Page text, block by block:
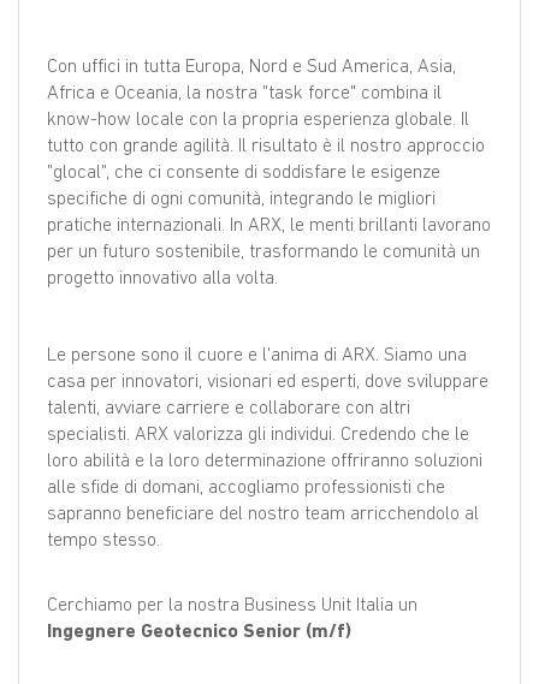
Con uffici in tutta Europa, Nord e Sud America, Asia,
Africa e Oceania, la nostra "task force" combina il
know-how locale con la propria esperienza globale. Il
tutto con grande agilità. Il risultato è il nostro approccio
"glocal", che ci consente di soddisfare le esigenze
specifiche di ogni comunità, integrando le migliori
pratiche internazionali. In ARX, le menti brillanti lavorano
per un futuro sostenibile, trasformando le comunità un
progetto innovativo alla volta.
Le persone sono il cuore e l'anima di ARX. Siamo una
casa per innovatori, visionari ed esperti, dove sviluppare
talenti, avviare carriere e collaborare con altri
specialisti. ARX valorizza gli individui. Credendo che le
loro abilità e la loro determinazione offriranno soluzioni
alle sfide di domani, accogliamo professionisti che
sapranno beneficiare del nostro team arricchendolo al
tempo stesso.
Cerchiamo per la nostra Business Unit Italia un
Ingegnere Geotecnico Senior (m/f)